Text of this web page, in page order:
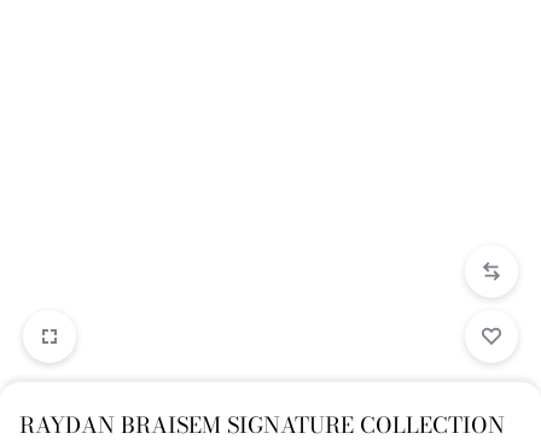
RAYDAN BRAISEM SIGNATURE COLLECTION